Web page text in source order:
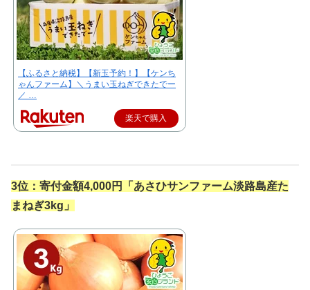
【ふるさと納税】【新玉予約！】【ケンち
ゃんファーム】＼うまい玉ねぎできたでー
／ …
楽天で購入
3位： 寄付金額4,000円「 あさひサンファーム淡路島産た
まねぎ3kg」